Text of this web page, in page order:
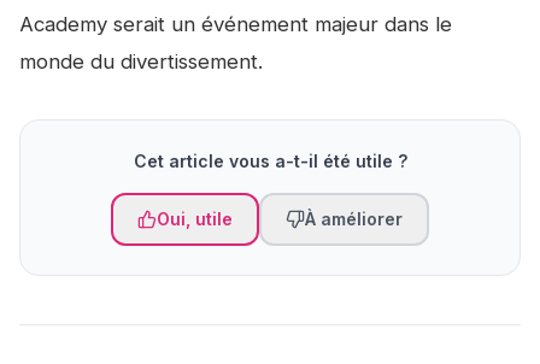
Academy serait un événement majeur dans le
monde du divertissement.
Cet article vous a-t-il été utile ?
Oui, utile À améliorer